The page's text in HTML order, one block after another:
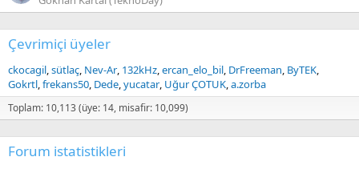
Çevrimiçi üyeler
ckocagil sütlaç Nev-Ar 132kHz ercan_elo_bil DrFreeman ByTEK
Gokrtl frekans50 Dede yucatar Uğur ÇOTUK a.zorba
Toplam: 10,113 (üye: 14, misafir: 10,099)
Forum istatistikleri